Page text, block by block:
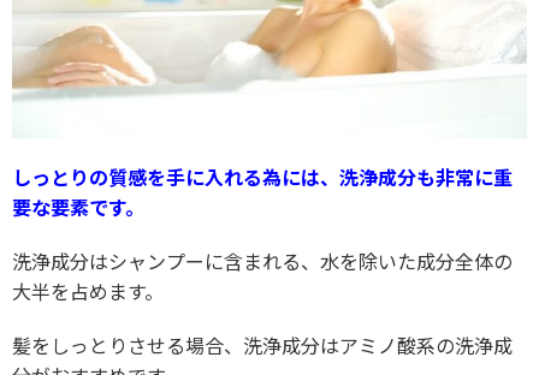
しっとりの質感を手に入れる為には、洗浄成分も非常に重
要な要素です。
洗浄成分はシャンプーに含まれる、水を除いた成分全体の
大半を占めます。
髪をしっとりさせる場合、洗浄成分はアミノ酸系の洗浄成